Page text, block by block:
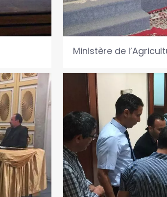
Ministère de